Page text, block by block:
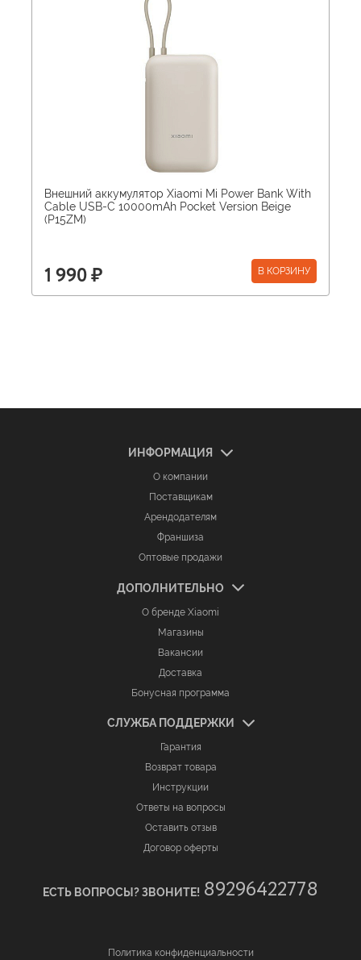
Внешний аккумулятор Xiaomi Mi Power Bank With
Cable USB-C 10000mAh Pocket Version Beige
(P15ZM)
1 990 ₽ В КОРЗИНУ
ИНФОРМАЦИЯ
О компании
Поставщикам
Арендодателям
Франшиза
Оптовые продажи
ДОПОЛНИТЕЛЬНО
О бренде Xiaomi
Магазины
Вакансии
Доставка
Бонусная программа
СЛУЖБА ПОДДЕРЖКИ
Гарантия
Возврат товара
Инструкции
Ответы на вопросы
Оставить отзыв
Договор оферты
ЕСТЬ ВОПРОСЫ? ЗВОНИТЕ! 89296422778
Политика конфиденциальности